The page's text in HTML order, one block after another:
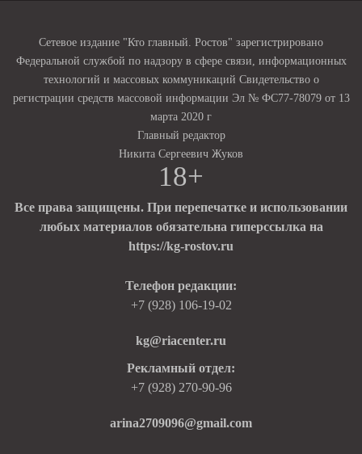
Сетевое издание "Кто главный. Ростов" зарегистрировано
Федеральной службой по надзору в сфере связи, информационных
технологий и массовых коммуникаций Свидетельство о
регистрации средств массовой информации Эл № ФС77-78079 от 13
марта 2020 г
Главный редактор
Никита Сергеевич Жуков
18+
Все права защищены. При перепечатке и использовании
любых материалов обязательна гиперссылка на
https://kg-rostov.ru
Телефон редакции:
+7 (928) 106-19-02
kg@riacenter.ru
Рекламный отдел:
+7 (928) 270-90-96
arina2709096@gmail.com